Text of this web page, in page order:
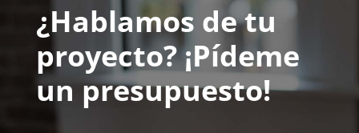
¿Hablamos de tu
proyecto? ¡Pídeme
un presupuesto!